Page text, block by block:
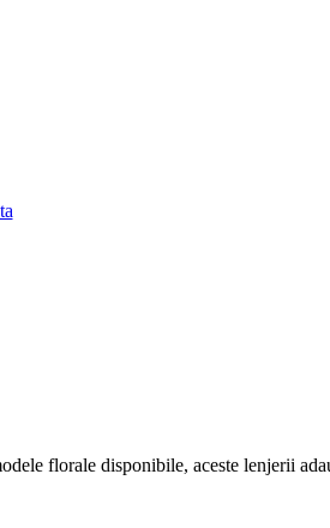
florale disponibile, aceste lenjerii